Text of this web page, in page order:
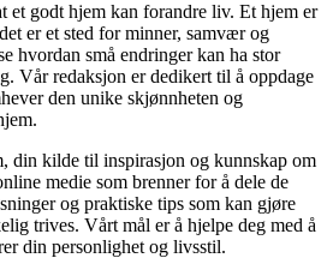
et godt hjem kan forandre liv. Et hjem er
er et sted for minner, samvær og
hvordan små endringer kan ha stor
Vår redaksjon er dedikert til å oppdage
den unike skjønnheten og
din kilde til inspirasjon og kunnskap om
medie som brenner for å dele de
og praktiske tips som kan gjøre
trives. Vårt mål er å hjelpe deg med å
din personlighet og livsstil.